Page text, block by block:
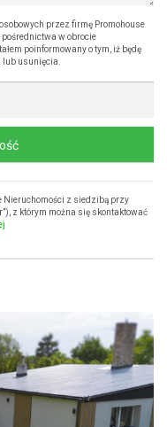
przez firmę Promohouse
w obrocie
poinformowany o tym, iż będę
lub usunięcia.
Nieruchomości z siedzibą przy
z którym można się skontaktować